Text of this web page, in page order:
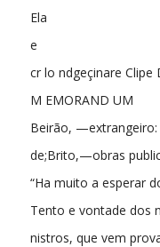
Ela
e
cr lo ndgeçinare Clipe
M EMORAND UM
Beirão, —extrangeiro:
de;Brito,—obras
“Ha muito a esperar
Tento e vontade dos
nistros, que vem